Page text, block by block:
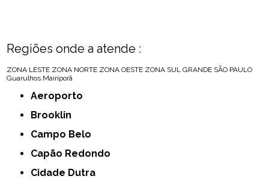
Regiões onde a atende :
ZONA LESTE ZONA NORTE ZONA OESTE ZONA SUL GRANDE SÃO PAULO
Guarulhos Mairiporã
Aeroporto
Brooklin
Campo Belo
Capão Redondo
Cidade Dutra